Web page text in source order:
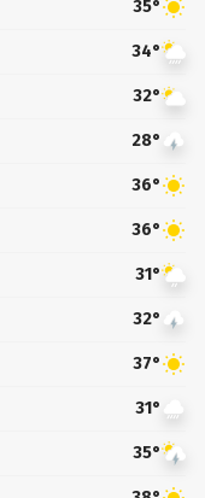
35°
34°
32°
28°
36°
36°
31°
32°
37°
31°
35°